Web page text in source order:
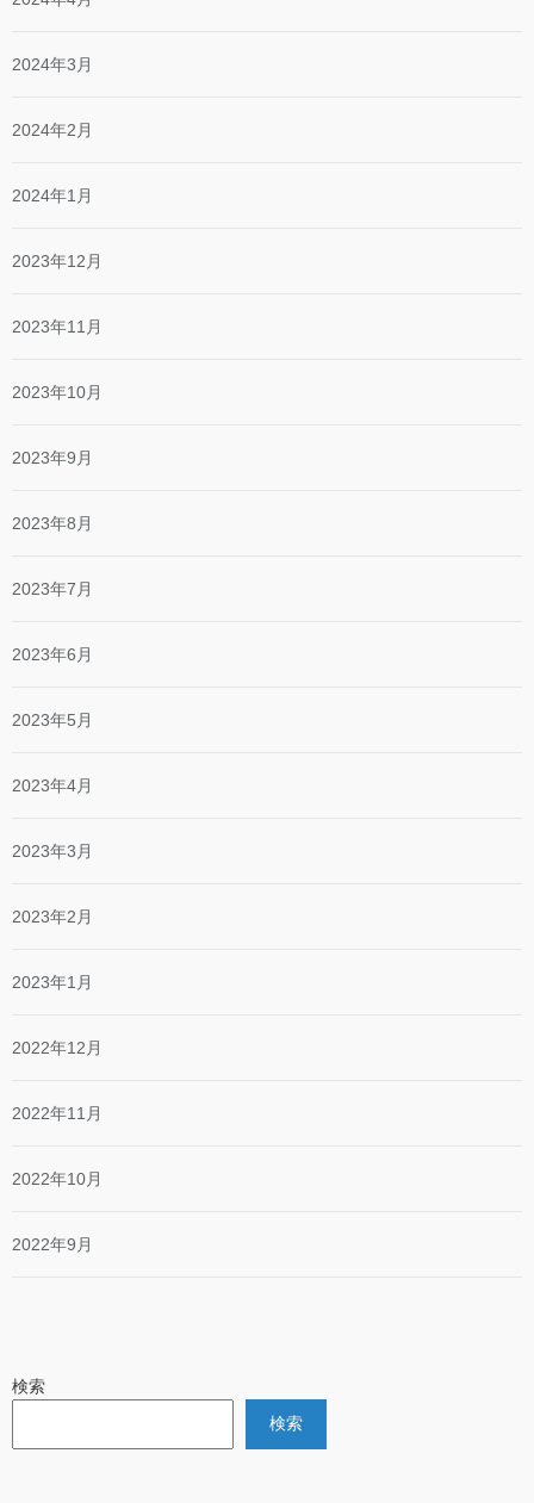
2024年3月
2024年2月
2024年1月
2023年12月
2023年11月
2023年10月
2023年9月
2023年8月
2023年7月
2023年6月
2023年5月
2023年4月
2023年3月
2023年2月
2023年1月
2022年12月
2022年11月
2022年10月
2022年9月
検索
検索